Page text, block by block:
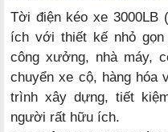
Tời điện kéo xe 3000LB
ích với thiết kế nhỏ
công xưởng, nhà máy,
chuyển xe cộ, hàng hóa
trình xây dựng, tiết
người rất hữu ích.